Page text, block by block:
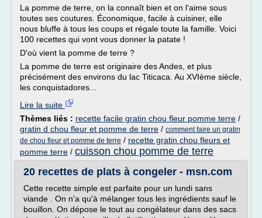
La pomme de terre, on la connaît bien et on l'aime sous
toutes ses coutures. Économique, facile à cuisiner, elle
nous bluffe à tous les coups et régale toute la famille. Voici
100 recettes qui vont vous donner la patate !
D'où vient la pomme de terre ?
La pomme de terre est originaire des Andes, et plus
précisément des environs du lac Titicaca. Au XVIème siècle,
les conquistadores...
Lire la suite
Thèmes liés : recette facile gratin chou fleur pomme terre /
gratin d chou fleur et pomme de terre / comment faire un gratin
de chou fleur et pomme de terre / recette gratin chou fleurs et
pomme terre / cuisson chou pomme de terre
20 recettes de plats à congeler - msn.com
Cette recette simple est parfaite pour un lundi sans
viande . On n'a qu'à mélanger tous les ingrédients sauf le
bouillon. On dépose le tout au congélateur dans des sacs